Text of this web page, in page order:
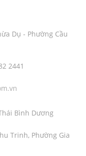
Dụ - Phường Cầu
2441
Bình Dương
Trinh, Phường Gia